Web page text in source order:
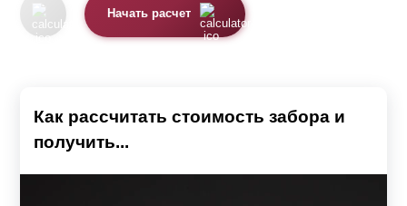
Начать расчет
Как рассчитать стоимость забора и
получить...